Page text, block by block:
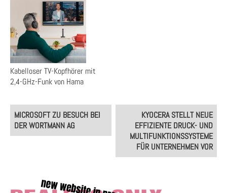
Kabelloser TV-Kopfhörer mit
2,4-GHz-Funk von Hama
Post
navigation
MICROSOFT ZU BESUCH BEI
DER WORTMANN AG
KYOCERA STELLT NEUE
EFFIZIENTE DRUCK- UND
MULTIFUNKTIONSSYSTEME
FÜR UNTERNEHMEN VOR